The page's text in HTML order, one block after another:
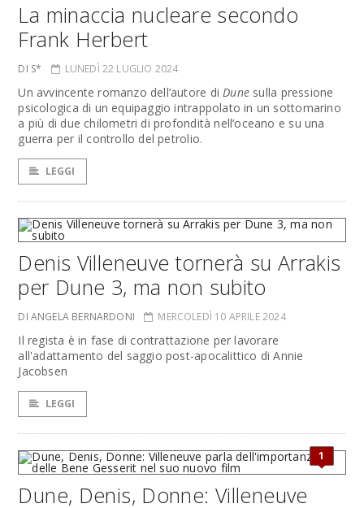
La minaccia nucleare secondo
Frank Herbert
DI S* LUNEDÌ 22 LUGLIO 2024
Un avvincente romanzo dell’autore diDune sulla pressione
psicologica di un equipaggio intrappolato in un sottomarino
a più di due chilometri di profondità nell’oceano e su una
guerra per il controllo del petrolio.
LEGGI
Denis Villeneuve tornerà su Arrakis
per Dune 3, ma non subito
DI ANGELA BERNARDONI MERCOLEDÌ 10 APRILE 2024
Il regista è in fase di contrattazione per lavorare
all'adattamento del saggio post-apocalittico di Annie
Jacobsen
LEGGI
1
Dune, Denis, Donne: Villeneuve